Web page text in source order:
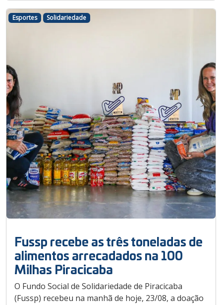
Fussp recebe as três toneladas de
alimentos arrecadados na 100
Milhas Piracicaba
O Fundo Social de Solidariedade de Piracicaba
(Fussp) recebeu na manhã de hoje, 23/08, a doação
Esportes Solidariedade